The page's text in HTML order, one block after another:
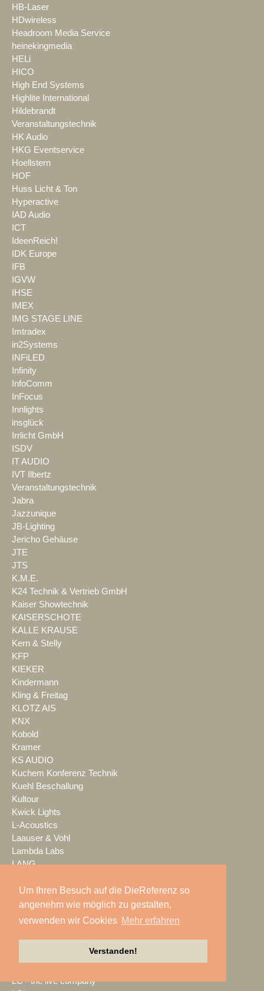
Um Ihren Besuch auf die DieReferenz so
angenehm wie möglich zu gestalten,
verwenden wir Cookies Mehr erfahren
Verstanden!
HB-Laser
HDwireless
Headroom Media Service
heinekingmedia
HELi
HICO
High End Systems
Highlite International
Hildebrandt
Veranstaltungstechnik
HK Audio
HKG Eventservice
Hoellstern
HOF
Huss Licht & Ton
Hyperactive
IAD Audio
ICT
IdeenReich!
IDK Europe
IFB
IGVW
IHSE
IMEX
IMG STAGE LINE
Imtradex
in2Systems
INFiLED
Infinity
InfoComm
InFocus
Innlights
insglück
Irrlicht GmbH
ISDV
IT AUDIO
IVT Ilbertz
Veranstaltungstechnik
Jabra
Jazzunique
JB-Lighting
Jericho Gehäuse
JTE
JTS
K.M.E.
K24 Technik & Vertrieb GmbH
Kaiser Showtechnik
KAISERSCHOTE
KALLE KRAUSE
Kern & Stelly
KFP
KIEKER
Kindermann
Kling & Freitag
KLOTZ AIS
KNX
Kobold
Kramer
KS AUDIO
Kuchem Konferenz Technik
Kuehl Beschallung
Kultour
Kwick Lights
L-Acoustics
Laauser & Vohl
Lambda Labs
LANG
Laser Imagineering
Laserworld
Lauten Audio
Lawo
LC - the live company